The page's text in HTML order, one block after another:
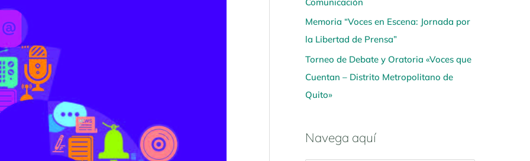
Memoria “Voces en Escena: Jornada por
la Libertad de Prensa”
Torneo de Debate y Oratoria «Voces que
Cuentan – Distrito Metropolitano de
Quito»
Navega aquí